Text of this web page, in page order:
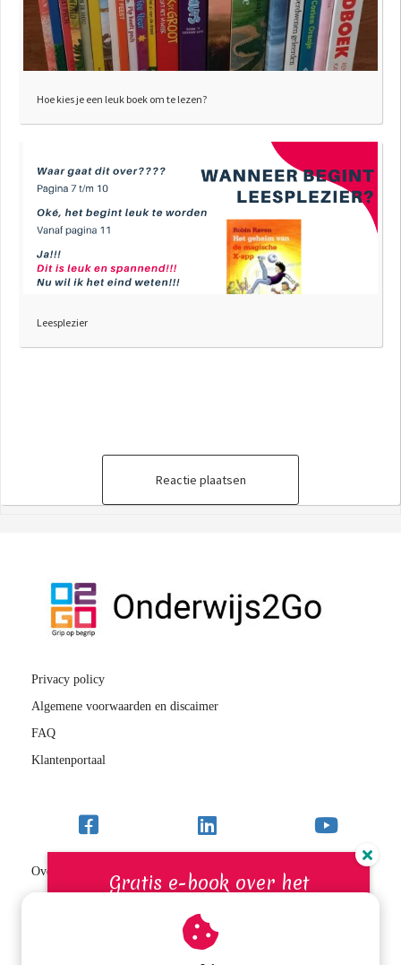
Hoe kies je een leuk boek om te lezen?
Leesplezier
Reactie plaatsen
Privacy policy
Algemene voorwaarden en discaimer
FAQ
Klantenportaal
Over Sterk BEGRIPGratis e-book over het
bevorderen van de
leesvaardigheid